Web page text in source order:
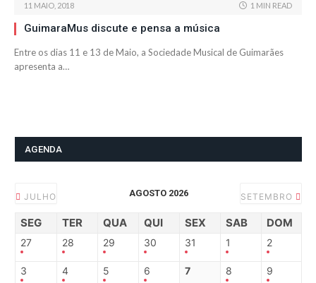
11 MAIO, 2018 1 MIN READ
GuimaraMus discute e pensa a música
Entre os dias 11 e 13 de Maio, a Sociedade Musical de Guimarães
apresenta a…
AGENDA
JULHO AGOSTO 2026 SETEMBRO
SEG TER QUA QUI SEX SAB DOM
27 28 29 30 31 1 2
3 4 5 6 7 8 9